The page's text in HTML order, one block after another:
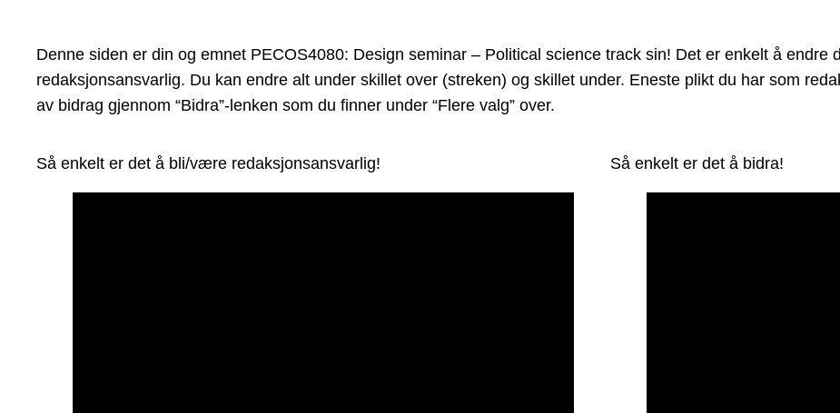
Denne siden er din og emnet PECOS4080: Design seminar – Political science track sin! Det er enkelt å endre
redaksjonsansvarlig. Du kan endre alt under skillet over (streken) og skillet under. Eneste plikt du har som
av bidrag gjennom “Bidra”-lenken som du finner under “Flere valg” over.
Så enkelt er det å bli/være redaksjonsansvarlig! Så enkelt er det å bidra!